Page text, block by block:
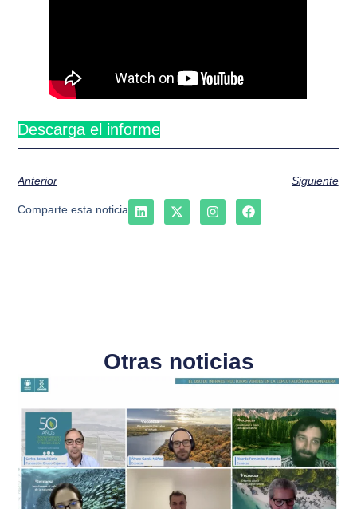
Descarga el informe
Anterior Siguiente
Comparte esta noticia
Otras noticias